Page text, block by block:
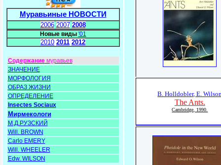
Муравьиные НОВОСТИ
2006 2007 2008
Новые виды '01
2010 2011 2012
Содержаниемуравьев
ЗНАЧЕНИЕ
МОРФОЛОГИЯ
ОБРАЗ ЖИЗНИ
ОПРЕДЕЛЕНИЕ
Insectes Sociaux
Мирмекологи
М.Д.РУЗСКИЙ
Will. BROWN
Carlo EMERY
Will. WHEELER
Edw. WILSON
B. Holldobler, E.
The Ants.
Cambridge, 1990.